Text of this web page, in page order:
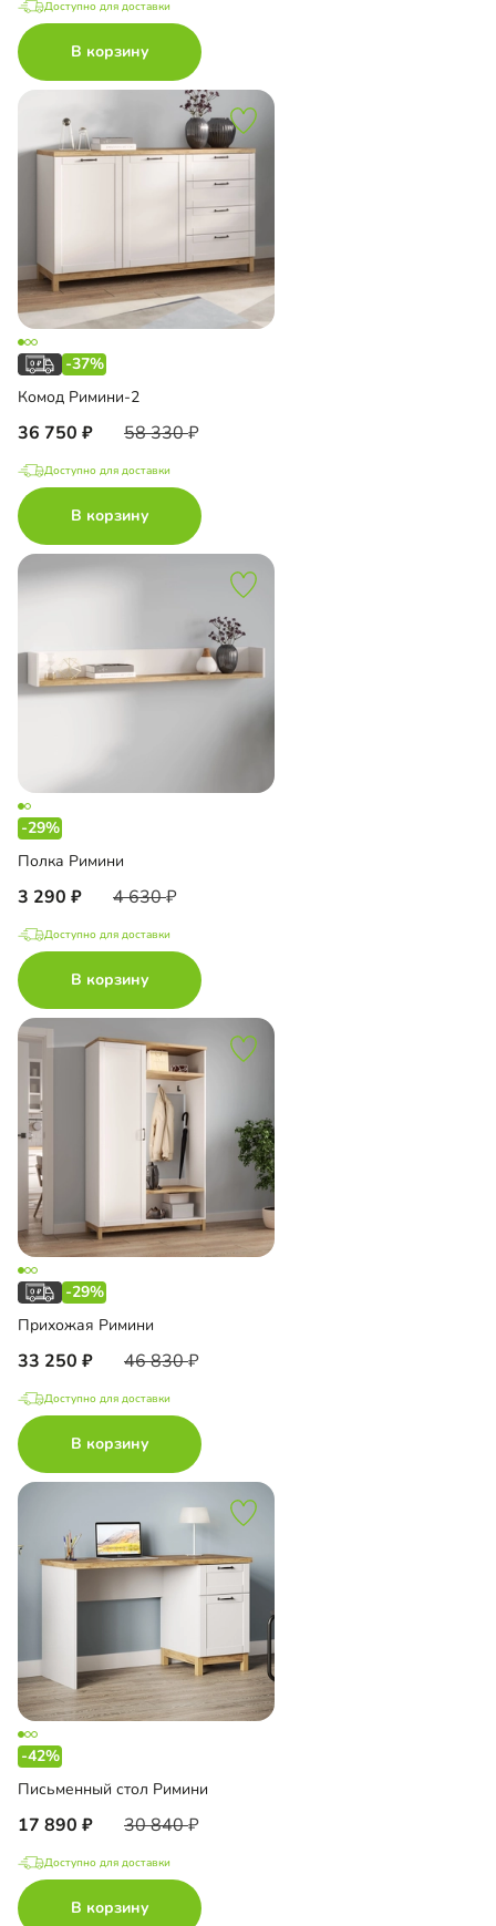
Доступно для доставки
В корзину
-37%
Комод Римини-2
36 750 58 330
Доступно для доставки
В корзину
-29%
Полка Римини
3 290 4 630
Доступно для доставки
В корзину
-29%
Прихожая Римини
33 250 46 830
Доступно для доставки
В корзину
-42%
Письменный стол Римини
17 890 30 840
Доступно для доставки
В корзину